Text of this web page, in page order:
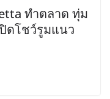
ทำตลาด ทุ่ม
ดโชว์รูมแนว